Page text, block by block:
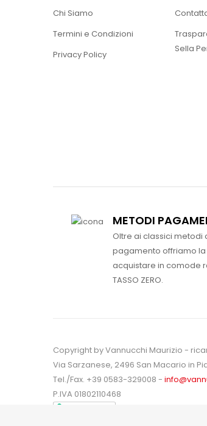
Chi Siamo
Termini e Condizioni
Privacy Policy
Sella
METODI
Oltre ai classici metodi
pagamento offriamo la
acquistare in comode
TASSO ZERO.
Copyright by Vannucchi Maurizio -
Via Sarzanese, 2496 San Macario in
Tel./Fax. +39 0583-329008 -
P.IVA 01802110468